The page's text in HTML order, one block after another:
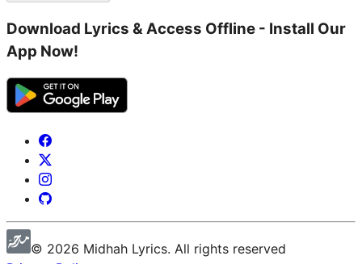
Download Lyrics & Access Offline - Install Our
App Now!
© 2026 Midhah Lyrics. All rights reserved